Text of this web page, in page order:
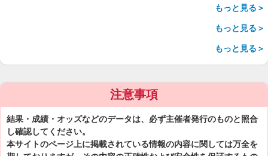
もっと見る＞
もっと見る＞
もっと見る＞
注意事項
結果・成績・オッズなどのデータは、必ず主催者発行のものと照合
し確認してください。
本サイトのページ上に掲載されている情報の内容に関しては万全を